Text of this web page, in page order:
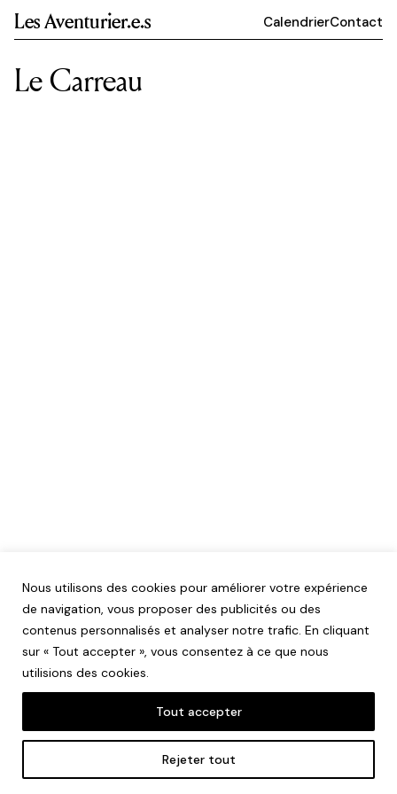
Nous utilisons des cookies pour améliorer votre expérience
de navigation, vous proposer des publicités ou des
contenus personnalisés et analyser notre trafic. En cliquant
sur « Tout accepter », vous consentez à ce que nous
utilisions des cookies.
Rejeter tout
Tout accepter
Les Aventurier.e.s CalendrierContact
Le Carreau